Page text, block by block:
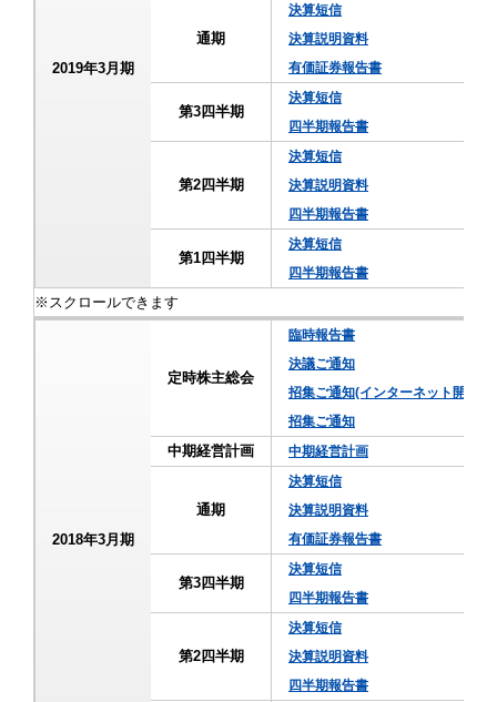
2019年3月期
通期
決算短信
決算説明資料
有価証券報告書
第3四半期
決算短信
四半期報告書
第2四半期
決算短信
決算説明資料
四半期報告書
第1四半期
決算短信
四半期報告書
2018年3月期
定時株主総会
臨時報告書
決議ご通知
招集ご通知(インターネット開示事
招集ご通知
中期経営計画 中期経営計画
通期
決算短信
決算説明資料
有価証券報告書
第3四半期
決算短信
四半期報告書
第2四半期
決算短信
決算説明資料
四半期報告書